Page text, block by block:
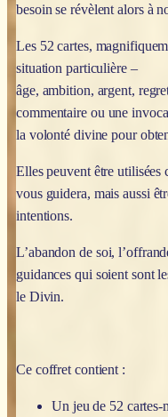
besoin se révèlent alors à
Les 52 cartes,
situation particulière –
âge, ambition, argent,
commentaire ou une
la volonté divine pour
Elles peuvent être
vous guidera, mais aussi
intentions.
L’abandon de soi,
guidances qui soient sont
le Divin.
Ce coffret contient :
Un jeu de 52 cartes-